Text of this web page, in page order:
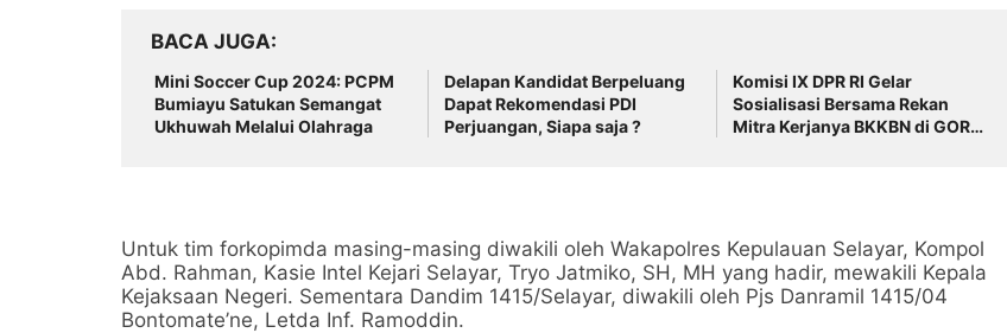
BACA JUGA
Mini Soccer Cup 2024: PCPM
Bumiayu Satukan Semangat
Ukhuwah Melalui Olahraga
Delapan Kandidat Berpeluang
Dapat Rekomendasi PDI
Perjuangan, Siapa saja ?
Komisi IX DPR RI Gelar
Sosialisasi Bersama Rekan
Mitra Kerjanya BKKBN di GOR
Untuk tim forkopimda masing-masing diwakili oleh Wakapolres Kepulauan Selayar, Kompol
Abd. Rahman, Kasie Intel Kejari Selayar, Tryo Jatmiko, SH, MH yang hadir, mewakili Kepala
Kejaksaan Negeri. Sementara Dandim 1415/Selayar, diwakili oleh Pjs Danramil 1415/04
Bontomate’ne, Letda Inf. Ramoddin.